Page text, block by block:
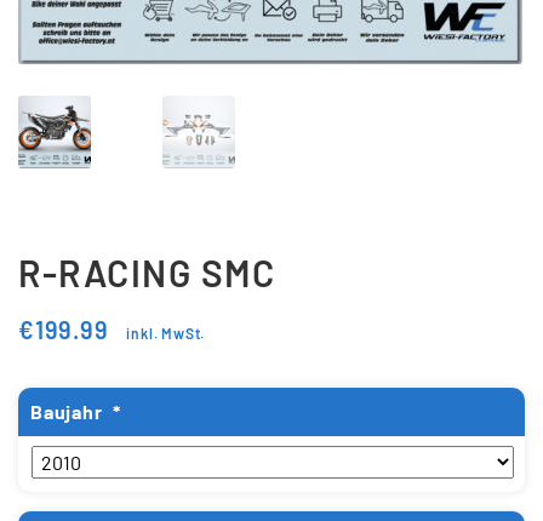
Vertrag widerrufen
Warenkorb
Widerrufsbelehrung
R-RACING SMC
€199.99 inkl. MwSt.
Baujahr *